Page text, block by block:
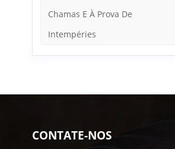
Chamas E À Prova De
Intempéries
CONTATE-NOS